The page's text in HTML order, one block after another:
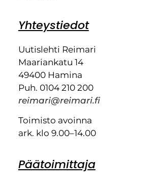
Yhteystiedot
Uutislehti Reimari
Maariankatu 14
49400 Hamina
Puh. 0104 210 200
reimari@reimari.fi
Toimisto avoinna
ark. klo 9.00–14.00
Päätoimittaja